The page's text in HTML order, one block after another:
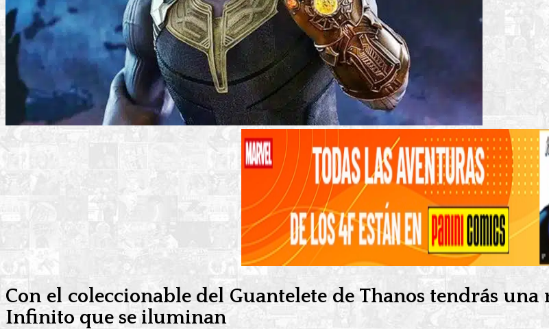
Con el coleccionable del Guantelete de Thanos tendrás
Infinito que se iluminan